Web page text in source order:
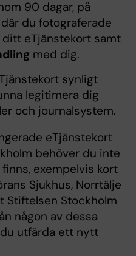
90 dagar, på
du fotograferade
ditt eTjänstekort samt
med dig.
synligt
legitimera dig
och journalsystem.
eTjänstekort
behöver du inte
exempelvis kort
Sjukhus, Norrtälje
Stiftelsen Stockholm
någon av dessa
utfärda ett nytt